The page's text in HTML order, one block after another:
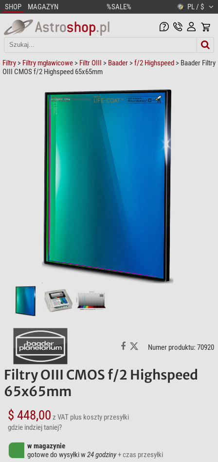
SHOP MAGAZYN %SALE% PL / $
Filtry > Filtry mgławicowe > Filtr OIII > Baader >f/2 Highspeed > Baader Filtry
OIII CMOS f/2 Highspeed 65x65mm
Numer produktu: 70920
Filtry OIII CMOS f/2 Highspeed
65x65mm
$ 448,00 z VAT plus koszty przesyłki
gdzie indziej taniej?
w magazynie
gotowe do wysyłki w24 godziny+ czas przesyłki